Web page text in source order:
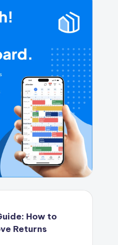
How to
Returns